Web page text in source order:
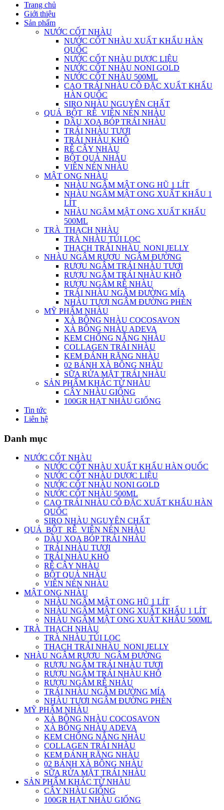
Trang chủ
Giới thiệu
Sản phẩm
NƯỚC CỐT NHÀU
NƯỚC CỐT NHÀU XUẤT KHẨU HÀN
QUỐC
NƯỚC CỐT NHÀU DƯỢC LIỆU
NƯỚC CỐT NHÀU NONI GOLD
NƯỚC CỐT NHÀU 500ML
CAO TRÁI NHÀU CÔ ĐẶC XUẤT KHẨU
HÀN QUỐC
SIRO NHÀU NGUYÊN CHẤT
QUẢ_BỘT_RỄ_VIÊN NÉN NHÀU
DẦU XOA BÓP TRÁI NHÀU
TRÁI NHÀU TƯƠI
TRÁI NHÀU KHÔ
RỄ CÂY NHÀU
BỘT QUẢ NHÀU
VIÊN NÉN NHÀU
MẬT ONG NHÀU
NHÀU NGÂM MẬT ONG HŨ 1 LÍT
NHÀU NGÂM MẬT ONG XUẤT KHẨU 1
LÍT
NHÀU NGÂM MẬT ONG XUẤT KHẨU
500ML
TRÀ_THẠCH NHÀU
TRÀ NHÀU TÚI LỌC
THẠCH TRÁI NHÀU_NONI JELLY
NHÀU NGÂM RƯỢU_NGÂM ĐƯỜNG
RƯỢU NGÂM TRÁI NHÀU TƯƠI
RƯỢU NGÂM TRÁI NHÀU KHÔ
RƯỢU NGÂM RỄ NHÀU
TRÁI NHÀU NGÂM ĐƯỜNG MÍA
NHÀU TƯƠI NGÂM ĐƯỜNG PHÈN
MỸ PHẨM NHÀU
XÀ BÔNG NHÀU COCOSAVON
XÀ BÔNG NHÀU ADEVA
KEM CHỐNG NẮNG NHÀU
COLLAGEN TRÁI NHÀU
KEM ĐÁNH RĂNG NHÀU
02 BÁNH XÀ BÔNG NHÀU
SỮA RỬA MẶT TRÁI NHÀU
SẢN PHẨM KHÁC TỪ NHÀU
CÂY NHÀU GIỐNG
100GR HẠT NHÀU GIỐNG
Tin tức
Liên hệ
Danh mục
NƯỚC CỐT NHÀU
NƯỚC CỐT NHÀU XUẤT KHẨU HÀN QUỐC
NƯỚC CỐT NHÀU DƯỢC LIỆU
NƯỚC CỐT NHÀU NONI GOLD
NƯỚC CỐT NHÀU 500ML
CAO TRÁI NHÀU CÔ ĐẶC XUẤT KHẨU HÀN
QUỐC
SIRO NHÀU NGUYÊN CHẤT
QUẢ_BỘT_RỄ_VIÊN NÉN NHÀU
DẦU XOA BÓP TRÁI NHÀU
TRÁI NHÀU TƯƠI
TRÁI NHÀU KHÔ
RỄ CÂY NHÀU
BỘT QUẢ NHÀU
VIÊN NÉN NHÀU
MẬT ONG NHÀU
NHÀU NGÂM MẬT ONG HŨ 1 LÍT
NHÀU NGÂM MẬT ONG XUẤT KHẨU 1 LÍT
NHÀU NGÂM MẬT ONG XUẤT KHẨU 500ML
TRÀ_THẠCH NHÀU
TRÀ NHÀU TÚI LỌC
THẠCH TRÁI NHÀU_NONI JELLY
NHÀU NGÂM RƯỢU_NGÂM ĐƯỜNG
RƯỢU NGÂM TRÁI NHÀU TƯƠI
RƯỢU NGÂM TRÁI NHÀU KHÔ
RƯỢU NGÂM RỄ NHÀU
TRÁI NHÀU NGÂM ĐƯỜNG MÍA
NHÀU TƯƠI NGÂM ĐƯỜNG PHÈN
MỸ PHẨM NHÀU
XÀ BÔNG NHÀU COCOSAVON
XÀ BÔNG NHÀU ADEVA
KEM CHỐNG NẮNG NHÀU
COLLAGEN TRÁI NHÀU
KEM ĐÁNH RĂNG NHÀU
02 BÁNH XÀ BÔNG NHÀU
SỮA RỬA MẶT TRÁI NHÀU
SẢN PHẨM KHÁC TỪ NHÀU
CÂY NHÀU GIỐNG
100GR HẠT NHÀU GIỐNG